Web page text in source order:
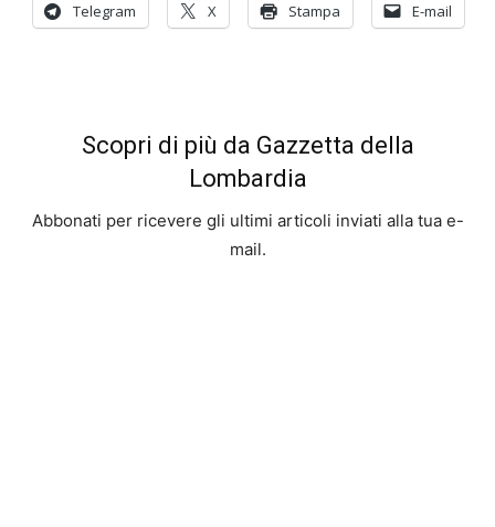
Telegram X Stampa E-mail
Scopri di più da Gazzetta della
Lombardia
Abbonati per ricevere gli ultimi articoli inviati alla tua e-
mail.